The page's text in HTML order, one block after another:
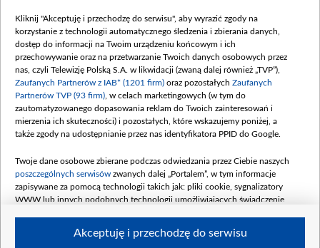
(wpłata wrzesień 100 mln, październik 350
mln, listopad 265 mln)
Dofinansowanie 48 862 000,00 PLN
Data podpisania umowy: GRUDZIEŃ 2025
(wpłata grudzień 60,548 mln)
Dofinansowanie 900 000 000,00 PLN
Data podpisania umowy: LUTY 2026 (wpłata
kwiecień 180 mln, 7 maja 180 mln, 8
czerwca 90 mln)
Dofinansowanie 250 000 000,00 PLN
4 sierpnia 250 mln
Kliknij "Akceptuję i przechodzę do serwisu", aby wyrazić zgody na
korzystanie z technologii automatycznego śledzenia i zbierania danych,
dostęp do informacji na Twoim urządzeniu końcowym i ich
przechowywanie oraz na przetwarzanie Twoich danych osobowych przez
nas, czyli Telewizję Polską S.A. w likwidacji (zwaną dalej również „TVP”),
Zaufanych Partnerów z IAB* (1201 firm) oraz pozostałych Zaufanych
Partnerów TVP (93 firm) , w celach marketingowych (w tym do
zautomatyzowanego dopasowania reklam do Twoich zainteresowań i
mierzenia ich skuteczności) i pozostałych, które wskazujemy poniżej, a
także zgody na udostępnianie przez nas identyfikatora PPID do Google.
Twoje dane osobowe zbierane podczas odwiedzania przez Ciebie naszych
poszczególnych serwisów zwanych dalej „Portalem”, w tym informacje
zapisywane za pomocą technologii takich jak: pliki cookie, sygnalizatory
WWW lub innych podobnych technologii umożliwiających świadczenie
Akceptuję i przechodzę do serwisu